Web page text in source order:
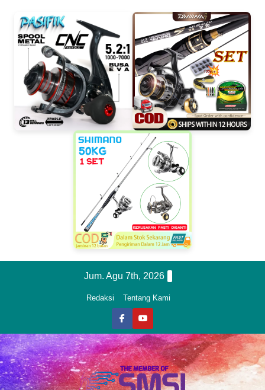
Jum. Agu 7th, 2026
Redaksi Tentang Kami